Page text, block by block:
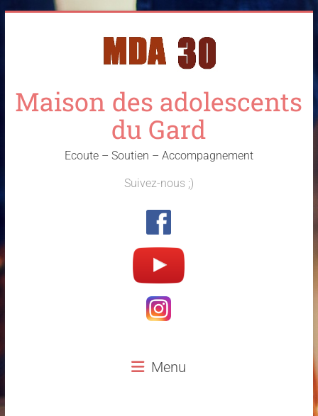
Maison des adolescents
du Gard
Ecoute – Soutien – Accompagnement
Suivez-nous ;)
Menu